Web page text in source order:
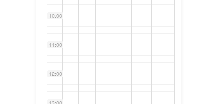
10:00
11:00
12:00
13:00